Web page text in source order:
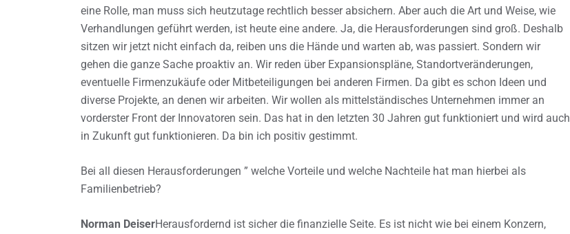
eine Rolle, man muss sich heutzutage rechtlich besser absichern. Aber auch die Art und Weise, wie
Verhandlungen geführt werden, ist heute eine andere. Ja, die Herausforderungen sind groß. Deshalb
sitzen wir jetzt nicht einfach da, reiben uns die Hände und warten ab, was passiert. Sondern wir
gehen die ganze Sache proaktiv an. Wir reden über Expansionspläne, Standortveränderungen,
eventuelle Firmenzukäufe oder Mitbeteiligungen bei anderen Firmen. Da gibt es schon Ideen und
diverse Projekte, an denen wir arbeiten. Wir wollen als mittelständisches Unternehmen immer an
vorderster Front der Innovatoren sein. Das hat in den letzten 30 Jahren gut funktioniert und wird auch
in Zukunft gut funktionieren. Da bin ich positiv gestimmt.
Bei all diesen Herausforderungen ” welche Vorteile und welche Nachteile hat man hierbei als
Familienbetrieb?
Norman DeiserHerausfordernd ist sicher die finanzielle Seite. Es ist nicht wie bei einem Konzern,